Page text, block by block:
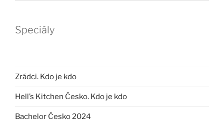
Speciály
Zrádci. Kdo je kdo
Hell’s Kitchen Česko. Kdo je kdo
Bachelor Česko 2024